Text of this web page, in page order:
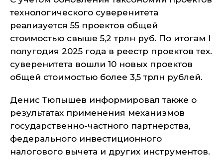
технологического суверенитета
реализуется 55 проектов общей
стоимостью свыше 5,2 трлн руб. По итогам I
полугодия 2025 года в реестр проектов тех.
суверенитета вошли 10 новых проектов
общей стоимостью более 3,5 трлн рублей.
Денис Тюпышев информировал также о
результатах применения механизмов
государственно-частного партнерства,
федерального инвестиционного
налогового вычета и других инструментов.